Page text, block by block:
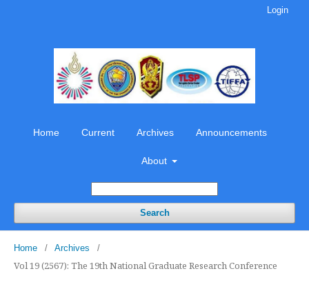
Home Current Archives Announcements
About
Search
Login
Home / Archives /
Vol 19 (2567): The 19th National Graduate Research Conference